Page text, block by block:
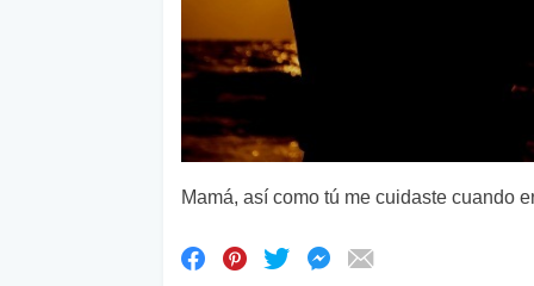
Mamá, así como tú me cuidaste cuando